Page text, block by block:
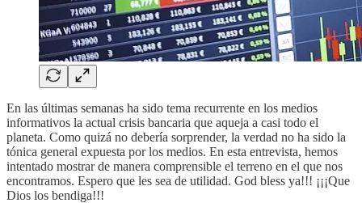
En las últimas semanas ha sido tema recurrente en los medios
informativos la actual crisis bancaria que aqueja a casi todo el
planeta. Como quizá no debería sorprender, la verdad no ha sido la
tónica general expuesta por los medios. En esta entrevista, hemos
intentado mostrar de manera comprensible el terreno en el que nos
encontramos. Espero que les sea de utilidad. God bless ya!!! ¡¡¡Que
Dios los bendiga!!!